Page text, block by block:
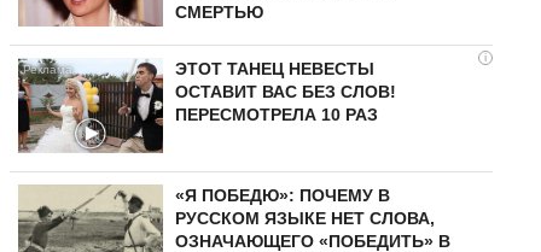
СМЕРТЬЮ
i
ЭТОТ ТАНЕЦ НЕВЕСТЫ
ОСТАВИТ ВАС БЕЗ СЛОВ!
ПЕРЕСМОТРЕЛА 10 РАЗ
«Я ПОБЕДЮ»: ПОЧЕМУ В
РУССКОМ ЯЗЫКЕ НЕТ СЛОВА,
ОЗНАЧАЮЩЕГО «ПОБЕДИТЬ» В